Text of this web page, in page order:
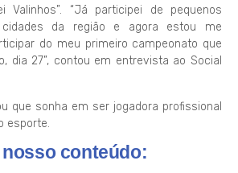
Valinhos”. “Já participei de pequenos
da região e agora estou me
do meu primeiro campeonato que
dia 27”, contou em entrevista ao Social
que sonha em ser jogadora profissional
esporte.
conteúdo: